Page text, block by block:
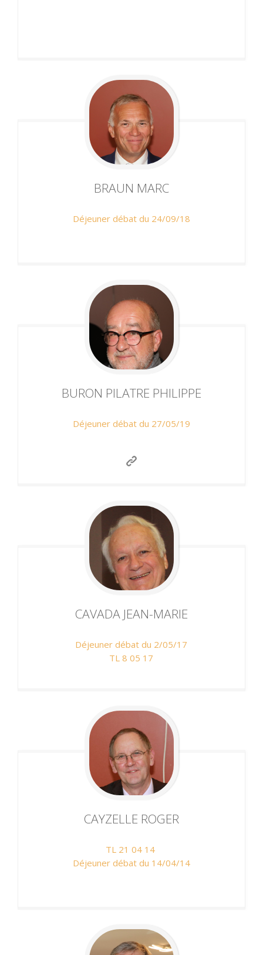
BRAUN MARC
Déjeuner débat du 24/09/18
BURON PILATRE PHILIPPE
Déjeuner débat du 27/05/19
CAVADA JEAN-MARIE
Déjeuner débat du 2/05/17
TL 8 05 17
CAYZELLE ROGER
TL 21 04 14
Déjeuner débat du 14/04/14